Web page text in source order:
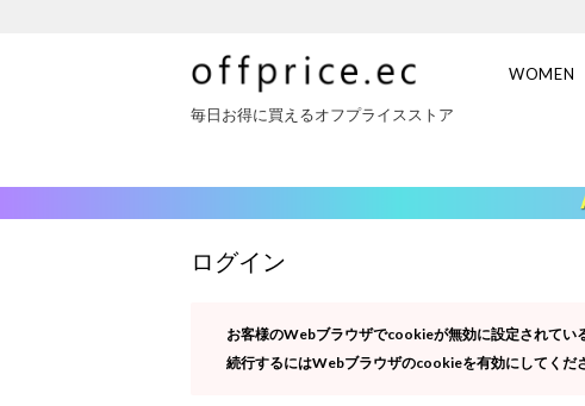
WOMEN
毎日お得に買えるオフプライスストア
ログイン
お客様のWebブラウザでcookieが無効に設定されてい
続行するにはWebブラウザのcookieを有効にしてくだ